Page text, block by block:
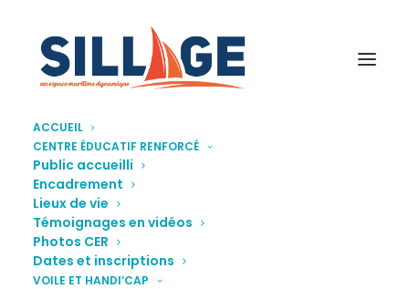
ACCUEIL
CENTRE ÉDUCATIF RENFORCÉ
Public accueilli
Encadrement
Lieux de vie
Témoignages en vidéos
Photos CER
Dates et inscriptions
VOILE ET HANDI’CAP
Voiles_et_Handicap_2025-4
Accueil Galerie photos